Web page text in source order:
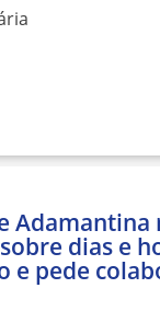
Adamantina
dias e
e pede